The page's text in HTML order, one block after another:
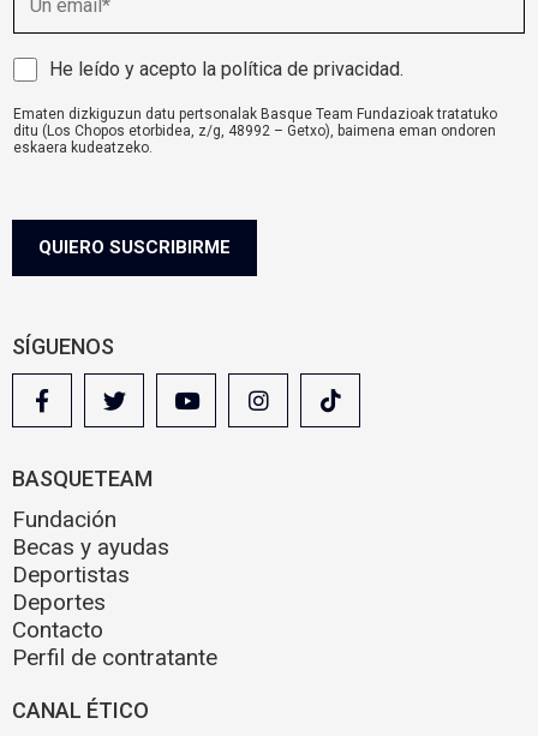
m
a
i
l
A
i
s
e
a
He leído y acepto la política de privacidad.
Ematen dizkiguzun datu pertsonalak Basque Team Fundazioak tratatuko
ditu (Los Chopos etorbidea, z/g, 48992 – Getxo), baimena eman ondoren
eskaera kudeatzeko.
QUIERO SUSCRIBIRME
SÍGUENOS
BASQUETEAM
Fundación
Becas y ayudas
Deportistas
Deportes
Contacto
Perfil de contratante
CANAL ÉTICO